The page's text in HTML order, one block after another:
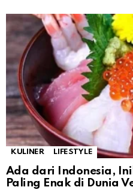
KULINER LIFESTYLE
Ada dari Indonesia,
Paling Enak di Dunia